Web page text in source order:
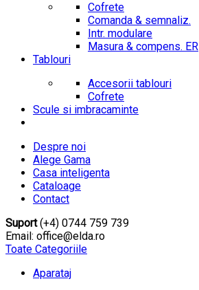
Cofrete
Comanda & semnaliz.
Intr. modulare
Masura & compens. ER
Tablouri
Accesorii tablouri
Cofrete
Scule si imbracaminte
Despre noi
Alege Gama
Casa inteligenta
Cataloage
Contact
Suport(+4) 0744 759 739
Email: office@elda.ro
Toate Categoriile
Aparataj